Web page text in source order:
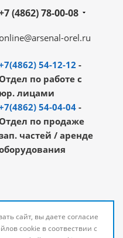
(4862) 78-00-08
online@arsenal-orel.ru
54-12-12 -
Отдел по работе с
юр. лицами
54-04-04-
Отдел по продаже
частей / аренде
быть изменены.
сайт, вы даете согласие
cookie в соотвествии с